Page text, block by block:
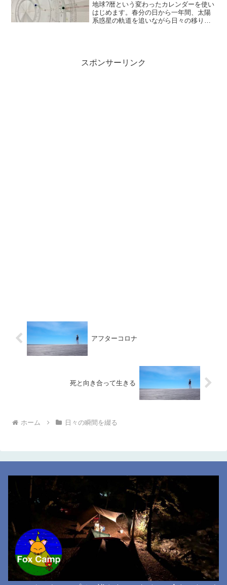
地球?暦という変わったカレンダーを使い
はじめます。春分の日から一年間、太陽
系惑星の軌道を追いながら日々の移り変
スポンサーリンク
アフターコロナ
死と向き合って生きる
ホーム 日々の瞬間を綴る